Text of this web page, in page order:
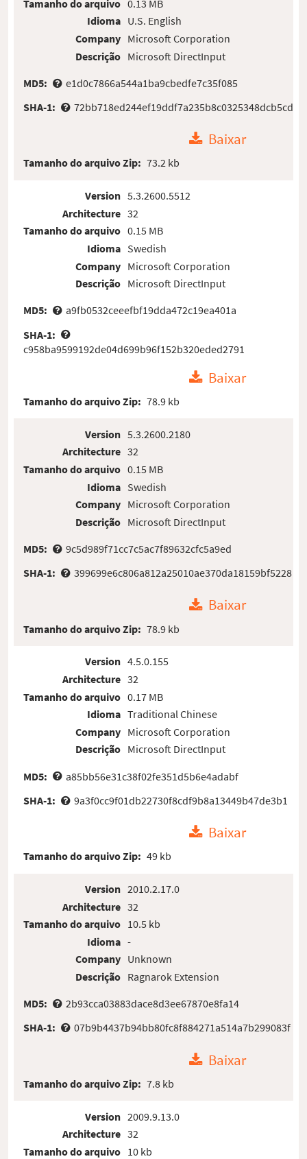
Tamanho do arquivo
Idioma
Company
Descrição
0.13 MB
U.S. English
Microsoft Corporation
Microsoft DirectInput
MD5:
e1d0c7866a544a1ba9cbedfe7c35f085
SHA-1:
72bb718ed244ef19ddf7a235b8c0325348dcb5cd
Baixar
Tamanho do arquivo Zip: 73.2 kb
Version
Architecture
Tamanho do arquivo
Idioma
Company
Descrição
5.3.2600.5512
32
0.15 MB
Swedish
Microsoft Corporation
Microsoft DirectInput
MD5:
a9fb0532ceeefbf19dda472c19ea401a
SHA-1:
c958ba9599192de04d699b96f152b320eded2791
Baixar
Tamanho do arquivo Zip: 78.9 kb
Version
Architecture
Tamanho do arquivo
Idioma
Company
Descrição
5.3.2600.2180
32
0.15 MB
Swedish
Microsoft Corporation
Microsoft DirectInput
MD5:
9c5d989f71cc7c5ac7f89632cfc5a9ed
SHA-1:
399699e6c806a812a25010ae370da18159bf5228
Baixar
Tamanho do arquivo Zip: 78.9 kb
Version
Architecture
Tamanho do arquivo
Idioma
Company
Descrição
4.5.0.155
32
0.17 MB
Traditional Chinese
Microsoft Corporation
Microsoft DirectInput
MD5:
a85bb56e31c38f02fe351d5b6e4adabf
SHA-1:
9a3f0cc9f01db22730f8cdf9b8a13449b47de3b1
Baixar
Tamanho do arquivo Zip: 49 kb
Version
Architecture
Tamanho do arquivo
Idioma
Company
Descrição
2010.2.17.0
32
10.5 kb
-
Unknown
Ragnarok Extension
MD5:
2b93cca03883dace8d3ee67870e8fa14
SHA-1:
07b9b4437b94bb80fc8f884271a514a7b299083f
Baixar
Tamanho do arquivo Zip: 7.8 kb
Version
Architecture
Tamanho do arquivo
2009.9.13.0
32
10 kb